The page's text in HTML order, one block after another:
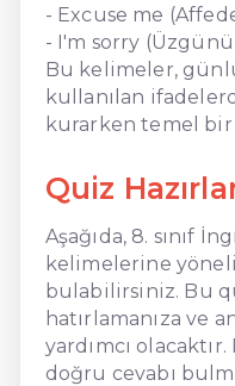
- Excuse me
- I'm sorry
Bu kelimeler,
kullanılan
kurarken temel bir
Quiz
Aşağıda, 8. sınıf
kelimelerine
bulabilirsiniz. Bu
hatırlamanıza ve
yardımcı
doğru cevabı